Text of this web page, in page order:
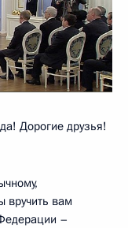
Дорогие друзья!
вручить вам
–